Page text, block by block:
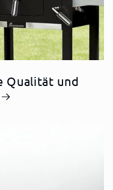
Qualität und